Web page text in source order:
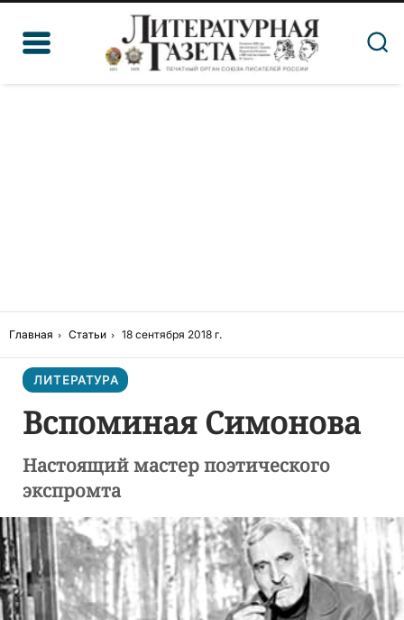
Главная Статьи 18 сентября 2018 г.
ЛИТЕРАТУРА
Вспоминая Симонова
Настоящий мастер поэтического
экспромта